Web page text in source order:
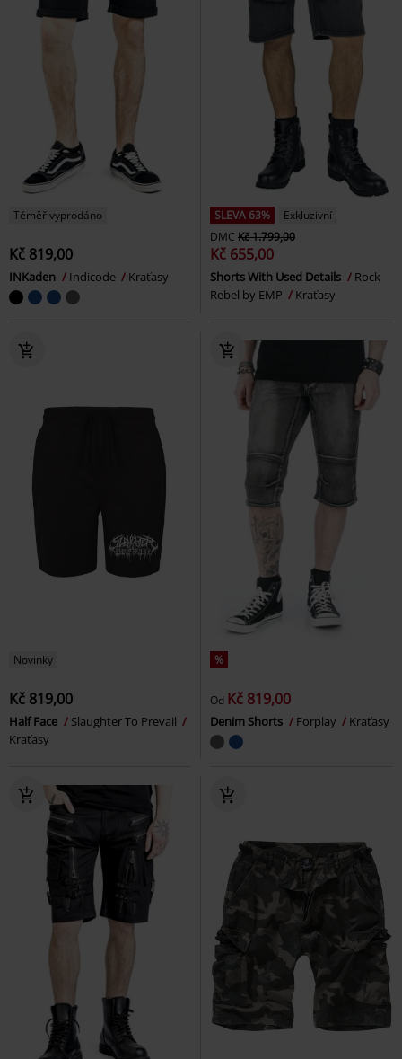
Téměř vyprodáno
Kč 819,00
INKaden Indicode Kraťasy
SLEVA 63%
Exkluzivní
DMC Kč 1.799,00
Kč 655,00
Shorts With Used Details
Rock
Rebel by EMP
Kraťasy
Novinky
Kč 819,00
Half Face
Slaughter To Prevail
Kraťasy
%
Od Kč 819,00
Denim Shorts Forplay Kraťasy